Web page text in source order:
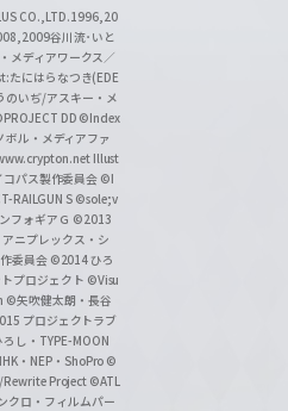
CO.,LTD.1996,20
谷川流･いと
メディアワークス／
にはらなつき(EDE
いぢ/アスキー・メ
DD ©Index
ル・メディアファ
Illust
パス製作委員会 ©I
RAILGUN S ©sole;v
フォギアＧ ©2013
ニプレックス・シ
委員会 ©2014 ひろ
プロジェクト ©Visu
©矢吹健太朗・長谷
プロジェクトラブ
し・TYPE-MOON
・NEP・ShoPro ©
Project ©ATL
クロ・フィルムパー